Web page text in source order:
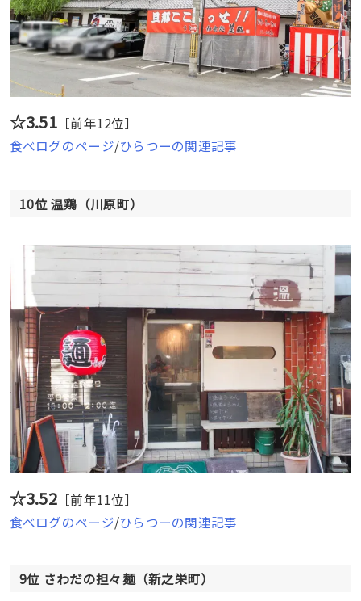
☆3.51 ［前年12位］
食べログのページ/ひらつーの関連記事
10位 温鶏（川原町）
☆3.52 ［前年11位］
食べログのページ/ひらつーの関連記事
9位 さわだの担々麺（新之栄町）